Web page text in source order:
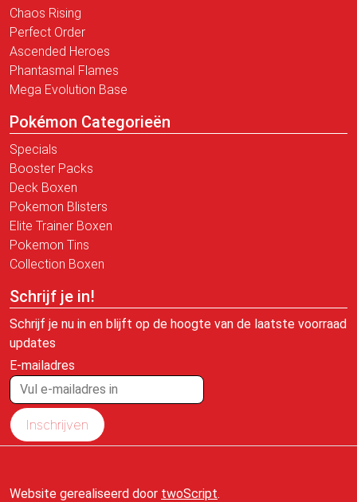
Chaos Rising
Perfect Order
Ascended Heroes
Phantasmal Flames
Mega Evolution Base
Pokémon Categorieën
Specials
Booster Packs
Deck Boxen
Pokemon Blisters
Elite Trainer Boxen
Pokemon Tins
Collection Boxen
Schrijf je in!
Schrijf je nu in en blijft op de hoogte van de laatste voorraad
updates
E-mailadres
Inschrijven
Website gerealiseerd door twoScript.